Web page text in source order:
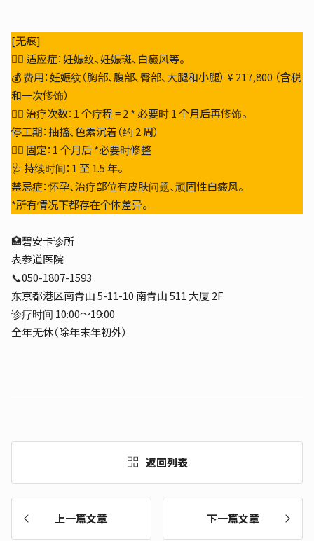
[无痕]
🙆‍♀️ 适应症：妊娠纹、妊娠斑、白癜风等。
💰 费用：妊娠纹（胸部、腹部、臀部、大腿和小腿） ¥ 217,800 （含税
和一次修饰）
🚶‍♂️ 治疗次数：1 个疗程 = 2 * 必要时 1 个月后再修饰。
停工期：抽搐、色素沉着（约 2 周）
👩‍⚕️ 固定：1 个月后 *必要时修整
🩺 持续时间：1 至 1.5 年。
禁忌症：怀孕、治疗部位有皮肤问题、顽固性白癜风。
*所有情况下都存在个体差异。
🏥碧安卡诊所
表参道医院
📞050-1807-1593
东京都港区南青山 5-11-10 南青山 511 大厦 2F
诊疗时间 10:00～19:00
全年无休（除年末年初外）
上一篇文章
返回列表
下一篇文章